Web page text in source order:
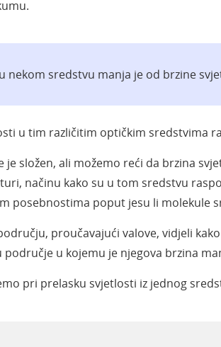
nekom sredstvu manja je od brzine
u tim različitim optičkim sredstvima
je složen, ali možemo reći da brzina
načinu kako su u tom sredstvu
posebnostima poput jesu li molekule
proučavajući valove, vidjeli
područje u kojemu je njegova brzina
pri prelasku svjetlosti iz jednog